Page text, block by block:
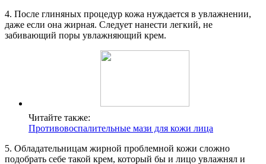
4. После глиняных процедур кожа нуждается в увлажнении,
даже если она жирная. Следует нанести легкий, не
забивающий поры увлажняющий крем.
Читайте также:
Противовоспалительные мази для кожи лица
5. Обладательницам жирной проблемной кожи сложно
подобрать себе такой крем, который бы и лицо увлажнял и